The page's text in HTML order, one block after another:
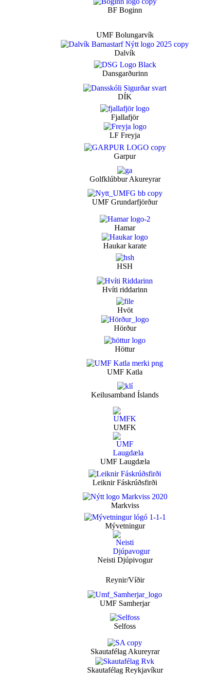
BF Boginn
UMF Bolungarvík
Dalvík
Dansgarðurinn
DÍK
Fjallafjör
LF Freyja
Garpur
Golfklúbbur Akureyrar
UMF Grundarfjörður
Hamar
Haukar karate
HSH
Hvíti riddarinn
Hvöt
Hörður
Höttur
UMF Katla
Keilusamband Íslands
UMFK
UMF Laugdæla
Leiknir Fáskrúðsfirði
Markviss
Mývetningur
Neisti Djúpivogur
Reynir/Víðir
UMF Samherjar
Selfoss
Skautafélag Akureyrar
Skautafélag Reykjavíkur